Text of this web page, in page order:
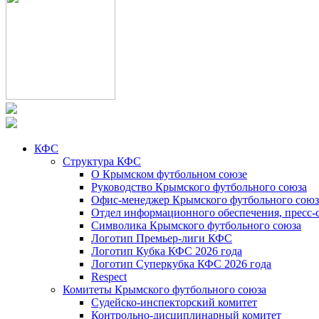
КФС
Структура КФС
О Крымском футбольном союзе
Руководство Крымского футбольного союза
Офис-менеджер Крымского футбольного
Отдел информационного обеспечения, пресс-
Символика Крымского футбольного союза
Логотип Премьер-лиги КФС
Логотип Кубка КФС 2026 года
Логотип Суперкубка КФС 2026 года
Respect
Комитеты Крымского футбольного союза
Судейско-инспекторский комитет
Контрольно-дисциплинарный комитет